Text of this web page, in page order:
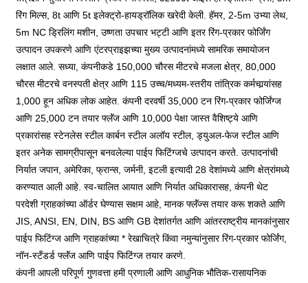
रिंग मिल्स, 8t आणि 5t इलेक्ट्रो-हायड्रॉलिक खरेदी केली. हॅमर, 2-5m उभ्या लेथ,
5m NC ड्रिलिंग मशीन, उष्णता उपचार भट्टी आणि इतर रिंग-प्रकार फोर्जिंग
उत्पादन उपकरणे आणि एंटरप्राइझच्या मुख्य उत्पादनांमध्ये सामरिक समायोजन
लक्षात आले. सध्या, कंपनीकडे 150,000 चौरस मीटरचे मजला क्षेत्र, 80,000
चौरस मीटरचे वनस्पती क्षेत्र आणि 115 उच्च/मध्यम-स्तरीय तांत्रिक कर्मचार्‍यांसह
1,000 हून अधिक लोक आहेत. कंपनी दरवर्षी 35,000 टन रिंग-प्रकार फोर्जिंग्ज
आणि 25,000 टन तयार फ्लॅंज आणि 10,000 पेक्षा जास्त वैशिष्ट्ये आणि
प्रकारांसह स्टेनलेस स्टील कार्बन स्टील अलॉय स्टील, ड्युअल-फेज स्टील आणि
इतर अनेक सामग्रीपासून बनवलेल्या पाईप फिटिंग्जचे उत्पादन करते. उत्पादनांची
निर्यात जपान, अमेरिका, फ्रान्स, जर्मनी, इटली इत्यादी 28 देशांमध्ये आणि क्षेत्रांमध्ये
करण्यात आली आहे. स्व-चालित आयात आणि निर्यात अधिकारासह, कंपनी थेट
परदेशी ग्राहकांच्या ऑर्डर घेण्यास सक्षम आहे, मानक फ्लॅंज्स तयार करू शकते आणि
JIS, ANSI, EN, DIN, BS आणि GB देशांतर्गत आणि आंतरराष्ट्रीय मानकांनुसार
पाईप फिटिंग्ज आणि ग्राहकांच्या * रेखाचित्रे किंवा नमुन्यांनुसार रिंग-प्रकार फोर्जिंग,
नॉन-स्टँडर्ड फ्लॅंज आणि पाईप फिटिंग्ज तयार करणे.
कंपनी आपली परिपूर्ण गुणवत्ता हमी प्रणाली आणि आधुनिक भौतिक-रासायनिक